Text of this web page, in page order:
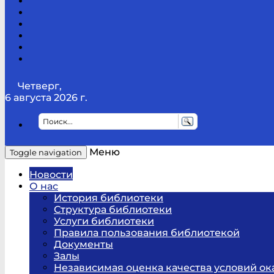
Четверг,
6 августа 2026 г.
Toggle navigation
Меню
Новости
О нас
История библиотеки
Структура библиотеки
Услуги библиотеки
Правила пользования библиотекой
Документы
Залы
Независимая оценка качества условий